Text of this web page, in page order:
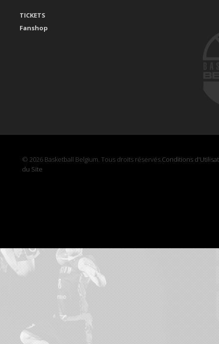
TICKETS
Fanshop
© 2026 Basketball Belgium. Tous droits réservés.Conditions
du Site